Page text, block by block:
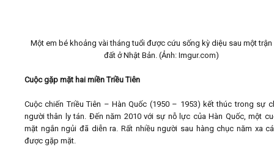
Tìm kiếm
​Một em bé khoảng vài tháng tuổi được cứu sống kỳ diệu sau một
đất ở Nhật Bản. (Ảnh: Imgur.com)
Cuộc gặp mặt hai miền Triều Tiên
Cuộc chiến Triều Tiên – Hàn Quốc (1950 – 1953) kết thúc trong sự
người thân ly tán. Đến năm 2010 với sự nỗ lực của Hàn Quốc, một
mặt ngắn ngủi đã diễn ra. Rất nhiều người sau hàng chục năm xa
được gặp mặt.